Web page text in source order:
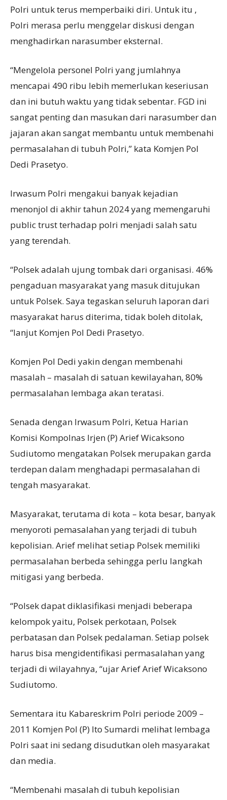
Polri untuk terus memperbaiki diri. Untuk itu ,
Polri merasa perlu menggelar diskusi dengan
menghadirkan narasumber eksternal.
“Mengelola personel Polri yang jumlahnya
mencapai 490 ribu lebih memerlukan keseriusan
dan ini butuh waktu yang tidak sebentar. FGD ini
sangat penting dan masukan dari narasumber dan
jajaran akan sangat membantu untuk membenahi
permasalahan di tubuh Polri,” kata Komjen Pol
Dedi Prasetyo.
Irwasum Polri mengakui banyak kejadian
menonjol di akhir tahun 2024 yang memengaruhi
public trust terhadap polri menjadi salah satu
yang terendah.
“Polsek adalah ujung tombak dari organisasi. 46%
pengaduan masyarakat yang masuk ditujukan
untuk Polsek. Saya tegaskan seluruh laporan dari
masyarakat harus diterima, tidak boleh ditolak,
“lanjut Komjen Pol Dedi Prasetyo.
Komjen Pol Dedi yakin dengan membenahi
masalah – masalah di satuan kewilayahan, 80%
permasalahan lembaga akan teratasi.
Senada dengan Irwasum Polri, Ketua Harian
Komisi Kompolnas Irjen (P) Arief Wicaksono
Sudiutomo mengatakan Polsek merupakan garda
terdepan dalam menghadapi permasalahan di
tengah masyarakat.
Masyarakat, terutama di kota – kota besar, banyak
menyoroti pemasalahan yang terjadi di tubuh
kepolisian. Arief melihat setiap Polsek memiliki
permasalahan berbeda sehingga perlu langkah
mitigasi yang berbeda.
“Polsek dapat diklasifikasi menjadi beberapa
kelompok yaitu, Polsek perkotaan, Polsek
perbatasan dan Polsek pedalaman. Setiap polsek
harus bisa mengidentifikasi permasalahan yang
terjadi di wilayahnya, “ujar Arief Arief Wicaksono
Sudiutomo.
Sementara itu Kabareskrim Polri periode 2009 –
2011 Komjen Pol (P) Ito Sumardi melihat lembaga
Polri saat ini sedang disudutkan oleh masyarakat
dan media.
“Membenahi masalah di tubuh kepolisian